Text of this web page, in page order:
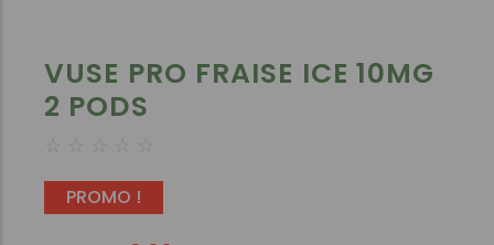
VUSE PRO FRAISE ICE 10MG
2 PODS
☆ ☆ ☆ ☆ ☆
PROMO !